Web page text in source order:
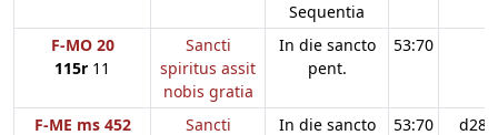
Sequentia
F-MO 20
115r 11
Sancti
spiritus assit
nobis gratia
In die sancto
pent.
53:70
F-ME ms 452
Sancti
In die sancto
53:70 d28